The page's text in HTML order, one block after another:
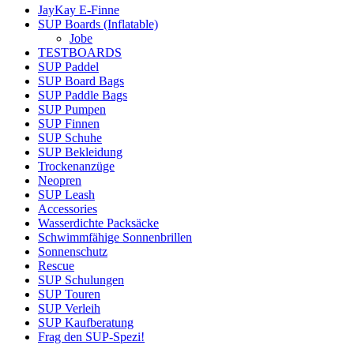
JayKay E-Finne
SUP Boards (Inflatable)
Jobe
TESTBOARDS
SUP Paddel
SUP Board Bags
SUP Paddle Bags
SUP Pumpen
SUP Finnen
SUP Schuhe
SUP Bekleidung
Trockenanzüge
Neopren
SUP Leash
Accessories
Wasserdichte Packsäcke
Schwimmfähige Sonnenbrillen
Sonnenschutz
Rescue
SUP Schulungen
SUP Touren
SUP Verleih
SUP Kaufberatung
Frag den SUP-Spezi!